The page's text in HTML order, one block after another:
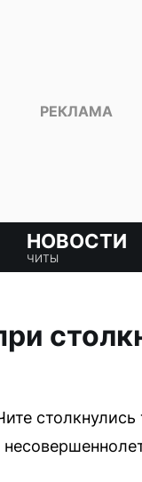
НОВОСТИ
ЧИТЫ